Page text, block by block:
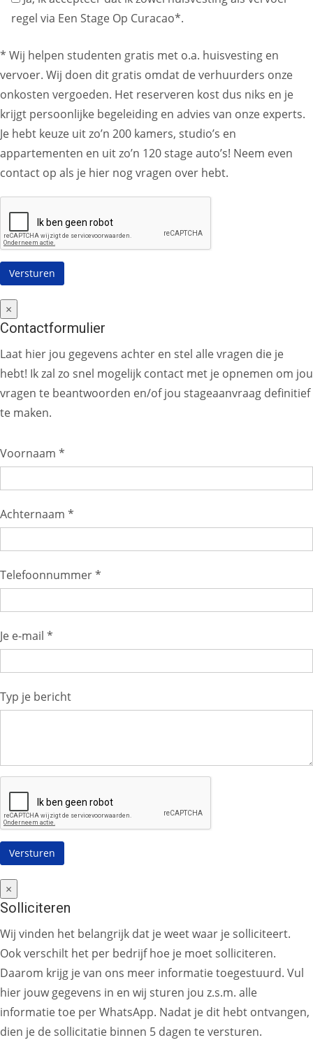
regel via Een Stage Op Curacao*.
* Wij helpen studenten gratis met o.a. huisvesting en
vervoer. Wij doen dit gratis omdat de verhuurders onze
onkosten vergoeden. Het reserveren kost dus niks en je
krijgt persoonlijke begeleiding en advies van onze experts.
Je hebt keuze uit zo’n 200 kamers, studio’s en
appartementen en uit zo’n 120 stage auto’s! Neem even
contact op als je hier nog vragen over hebt.
×
Contactformulier
Laat hier jou gegevens achter en stel alle vragen die je
hebt! Ik zal zo snel mogelijk contact met je opnemen om jou
vragen te beantwoorden en/of jou stageaanvraag definitief
te maken.
Voornaam *
Achternaam *
Telefoonnummer *
Je e-mail *
Typ je bericht
×
Solliciteren
Wij vinden het belangrijk dat je weet waar je solliciteert.
Ook verschilt het per bedrijf hoe je moet solliciteren.
Daarom krijg je van ons meer informatie toegestuurd. Vul
hier jouw gegevens in en wij sturen jou z.s.m. alle
informatie toe per WhatsApp. Nadat je dit hebt ontvangen,
dien je de sollicitatie binnen 5 dagen te versturen.